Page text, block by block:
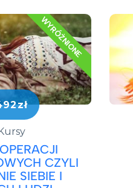
WYRÓŻNIONE
CZYLI
SIEBIE I